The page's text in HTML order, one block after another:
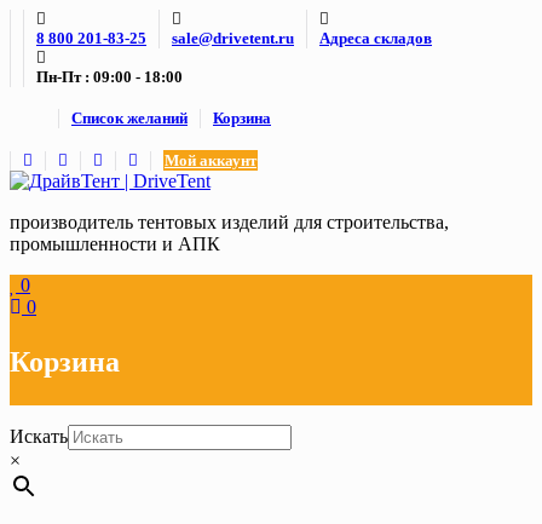
Skip
content
8 800 201-83-25 sale@drivetent.ru Адреса складов
Пн-Пт : 09:00 - 18:00
Список желаний Корзина
Мой аккаунт
производитель тентовых изделий для строительства,
промышленности и АПК
0
0
Корзина
Искать
×